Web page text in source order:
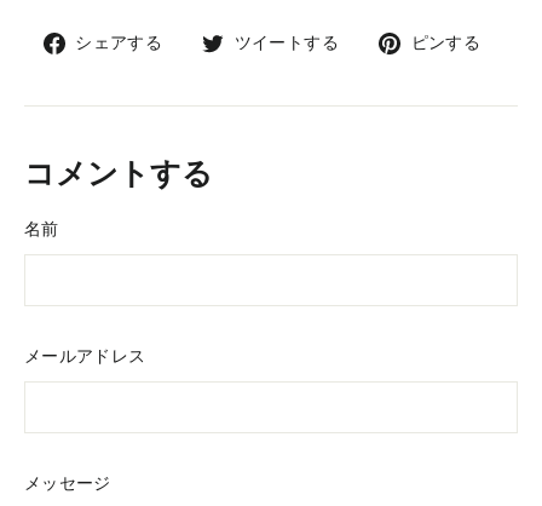
シェアする
Facebook
シ
ア
ツイートする
Twitter
ツ
る
ピンする
ピ
コメントする
名前
メールアドレス
メッセージ